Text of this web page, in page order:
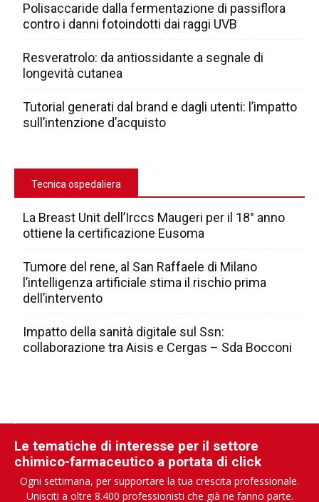
Polisaccaride dalla fermentazione di passiflora
contro i danni fotoindotti dai raggi UVB
Resveratrolo: da antiossidante a segnale di
longevità cutanea
Tutorial generati dal brand e dagli utenti: l’impatto
sull’intenzione d’acquisto
Tecnica ospedaliera
La Breast Unit dell’Irccs Maugeri per il 18° anno
ottiene la certificazione Eusoma
Tumore del rene, al San Raffaele di Milano
l’intelligenza artificiale stima il rischio prima
dell’intervento
Impatto della sanità digitale sul Ssn:
collaborazione tra Aisis e Cergas – Sda Bocconi
Le tematiche di interesse per il settore
chimico-farmaceutico a portata di click
Ogni settimana, per supportare la tua crescita professionale.
Unisciti a oltre 8.400 professionisti che già ne fanno parte.